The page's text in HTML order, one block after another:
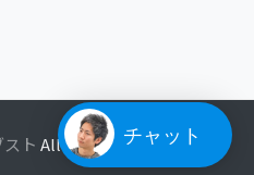
ト All rights reserved.
チャット